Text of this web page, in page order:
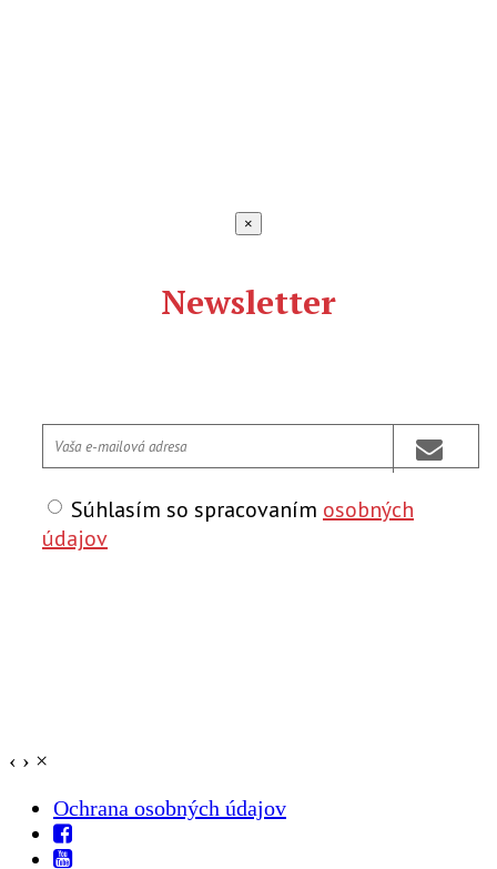
×
Newsletter
Súhlasím so spracovaním osobných
údajov
‹ › ×
Ochrana osobných údajov